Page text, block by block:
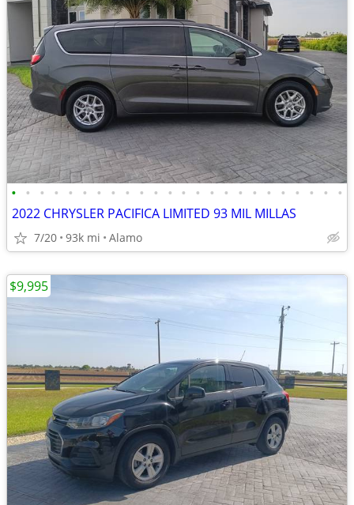
• • • • • • • • • • • • • • • • • • • • • • • •
2022 CHRYSLER PACIFICA LIMITED 93 MIL MILLAS
7/20 93k mi Alamo
$9,995